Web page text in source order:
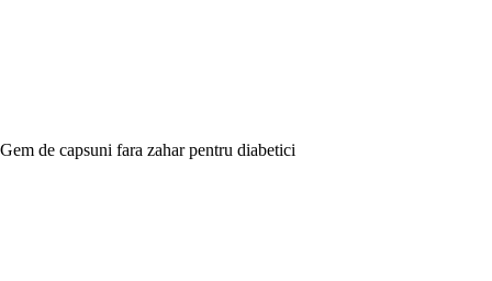
Gem de capsuni fara zahar pentru diabetici